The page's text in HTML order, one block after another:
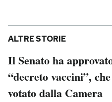
ALTRE STORIE
Il Senato ha
“decreto vaccini”,
votato dalla Camera